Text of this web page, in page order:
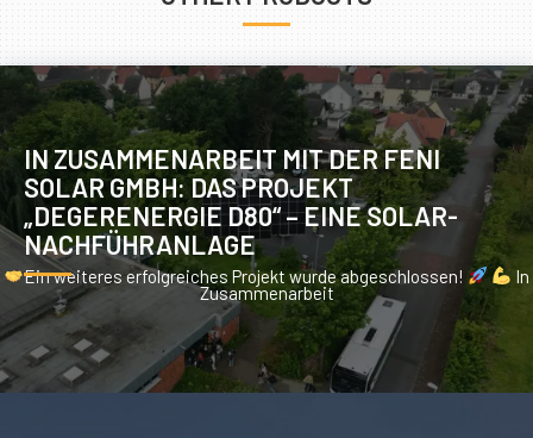
IN ZUSAMMENARBEIT MIT DER FENI
SOLAR GMBH: DAS PROJEKT
„DEGERENERGIE D80“ – EINE SOLAR-
NACHFÜHRANLAGE
Ein weiteres erfolgreiches Projekt wurde abgeschlossen!
In
Zusammenarbeit